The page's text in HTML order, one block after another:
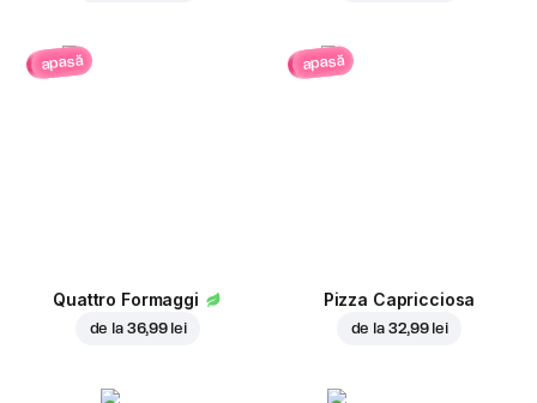
apasă
Quattro Formaggi
de la 36,99 lei
apasă
Pizza Capricciosa
de la 32,99 lei